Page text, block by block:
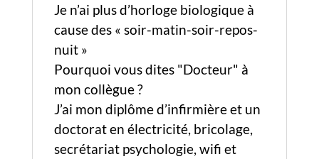
Je n’ai plus d’horloge biologique à
cause des « soir-matin-soir-repos-
nuit »
Pourquoi vous dites "Docteur" à
mon collègue ?
J’ai mon diplôme d’infirmière et un
doctorat en électricité, bricolage,
secrétariat psychologie, wifi et